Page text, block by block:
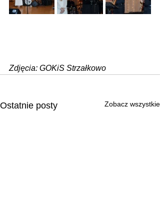
Zdjęcia: GOKiS Strzałkowo
Ostatnie posty Zobacz wszystkie